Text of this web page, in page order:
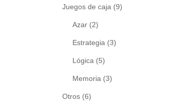
Juegos de caja (9)
Azar (2)
Estrategia (3)
Lógica (5)
Memoria (3)
Otros (6)